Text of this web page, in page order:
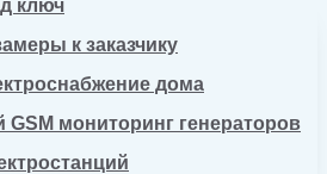
ключ
к заказчику
дома
мониторинг генераторов